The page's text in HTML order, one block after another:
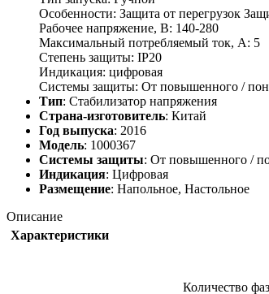
Особенности: Защита от перегрузок
Рабочее напряжение, В: 140-280
Максимальный потребляемый ток, А: 5
Степень защиты: IP20
Индикация: цифровая
Системы защиты: От повышенного /
Тип: Стабилизатор напряжения
Страна-изготовитель: Китай
Год выпуска: 2016
Модель: 1000367
Системы защиты: От повышенного /
Индикация: Цифровая
Размещение: Напольное, Настольное
Описание
Характеристики
Количество